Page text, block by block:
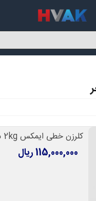
کلرزن خطی ایمکس 2kg مدل CL-01
115,000,000 ریال